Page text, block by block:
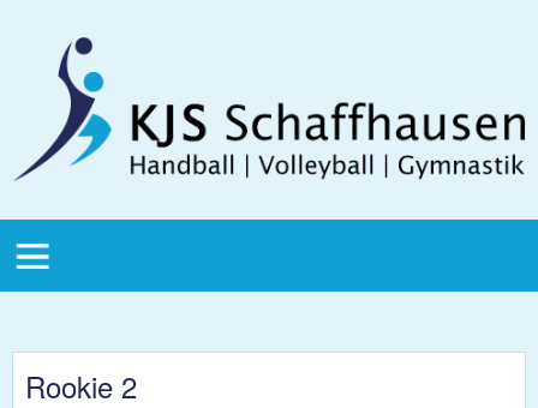
Schaffhausen
Menu
Rookie 2